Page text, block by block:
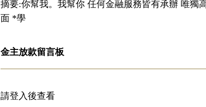
摘要:你幫我。我幫你 任何金融服務皆有承辦 唯獨
面 *學
金主放款留言板
請登入後查看